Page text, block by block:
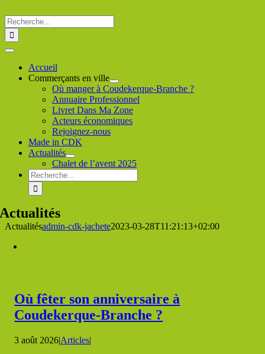
au
contenu
Rechercher
:
Toggle
NavigationAccueil
Commerçants en ville
Où manger à Coudekerque-Branche ?
Annuaire Professionnel
Livret Dans Ma Zone
Acteurs économiques
Rejoignez-nous
Made in CDK
Actualités
Chalet de l’avent 2025
Rechercher
:
Actualités
Actualitésadmin-cdk-jachete2023-03-28T11:21:13+02:00
Où fêter son anniversaire à
Coudekerque-Branche ?
3 août 2026|Articles|